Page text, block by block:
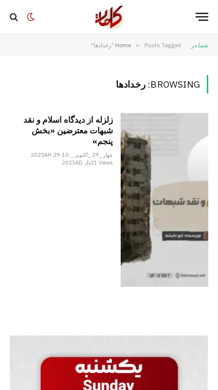
شما در Home » Posts Tagged "رخدادها"
BROWSING: رخدادها
زلزله از دیدگاه اسلام و نقد
شبهات معترضین «بخش
پنجم»
چهار _29 _آکتوبر _2025AH 29-10-
2025AD
21Views